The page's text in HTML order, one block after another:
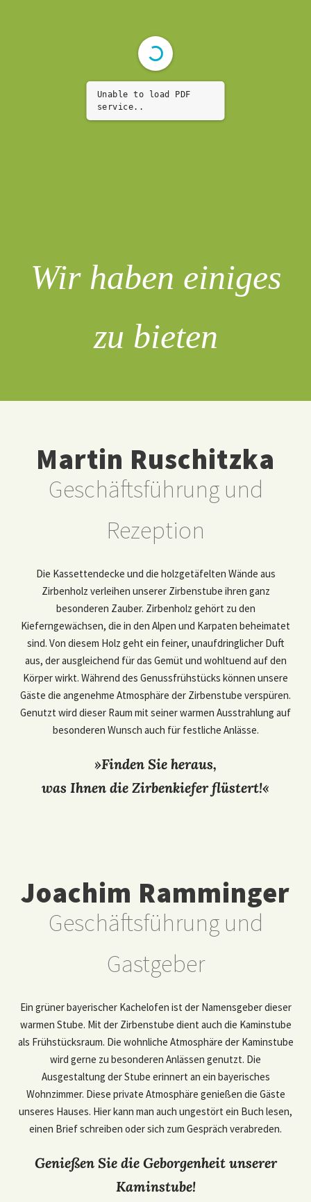
Unable to load PDF
service..
Wir haben einiges
zu bieten
Martin Ruschitzka
Geschäftsführung und
Rezeption
Die Kassettendecke und die holzgetäfelten Wände aus
Zirbenholz verleihen unserer Zirbenstube ihren ganz
besonderen Zauber. Zirbenholz gehört zu den
Kieferngewächsen, die in den Alpen und Karpaten beheimatet
sind. Von diesem Holz geht ein feiner, unaufdringlicher Duft
aus, der ausgleichend für das Gemüt und wohltuend auf den
Körper wirkt. Während des Genussfrühstücks können unsere
Gäste die angenehme Atmosphäre der Zirbenstube verspüren.
Genutzt wird dieser Raum mit seiner warmen Ausstrahlung auf
besonderen Wunsch auch für festliche Anlässe.
»Finden Sie heraus,
was Ihnen die Zirbenkiefer flüstert!«
Joachim Ramminger
Geschäftsführung und
Gastgeber
Ein grüner bayerischer Kachelofen ist der Namensgeber dieser
warmen Stube. Mit der Zirbenstube dient auch die Kaminstube
als Frühstücksraum. Die wohnliche Atmosphäre der Kaminstube
wird gerne zu besonderen Anlässen genutzt. Die
Ausgestaltung der Stube erinnert an ein bayerisches
Wohnzimmer. Diese private Atmosphäre genießen die Gäste
unseres Hauses. Hier kann man auch ungestört ein Buch lesen,
einen Brief schreiben oder sich zum Gespräch verabreden.
Genießen Sie die Geborgenheit unserer
Kaminstube!